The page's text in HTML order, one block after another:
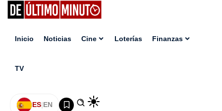
Inicio Noticias Cine Loterías Finanzas
TV
ES|EN